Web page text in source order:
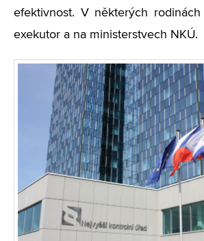
efektivnost. V některých
exekutor a na ministerstvech NKÚ.